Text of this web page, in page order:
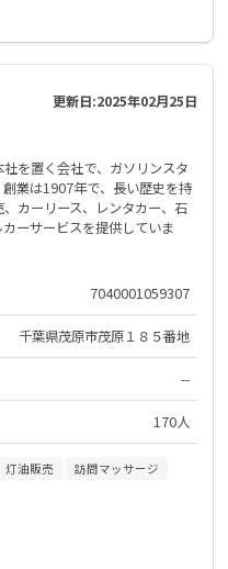
更新日:2025年02月25日
を置く会社で、ガソリンスタ
業は1907年で、長い歴史を持
カーリース、レンタカー、石
ーサービスを提供していま
7040001059307
千葉県茂原市茂原１８５番地
--
170人
灯油販売
訪問マッサージ